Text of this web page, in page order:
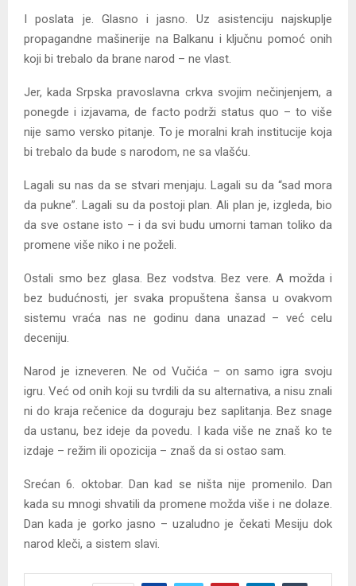
I poslata je. Glasno i jasno. Uz asistenciju najskuplje
propagandne mašinerije na Balkanu i ključnu pomoć onih
koji bi trebalo da brane narod – ne vlast.
Jer, kada Srpska pravoslavna crkva svojim nečinjenjem, a
ponegde i izjavama, de facto podrži status quo – to više
nije samo versko pitanje. To je moralni krah institucije koja
bi trebalo da bude s narodom, ne sa vlašću.
Lagali su nas da se stvari menjaju. Lagali su da “sad mora
da pukne”. Lagali su da postoji plan. Ali plan je, izgleda, bio
da sve ostane isto – i da svi budu umorni taman toliko da
promene više niko i ne poželi.
Ostali smo bez glasa. Bez vodstva. Bez vere. A možda i
bez budućnosti, jer svaka propuštena šansa u ovakvom
sistemu vraća nas ne godinu dana unazad – već celu
deceniju.
Narod je izneveren. Ne od Vučića – on samo igra svoju
igru. Već od onih koji su tvrdili da su alternativa, a nisu znali
ni do kraja rečenice da doguraju bez saplitanja. Bez snage
da ustanu, bez ideje da povedu. I kada više ne znaš ko te
izdaje – režim ili opozicija – znaš da si ostao sam.
Srećan 6. oktobar. Dan kad se ništa nije promenilo. Dan
kada su mnogi shvatili da promene možda više i ne dolaze.
Dan kada je gorko jasno – uzaludno je čekati Mesiju dok
narod kleči, a sistem slavi.